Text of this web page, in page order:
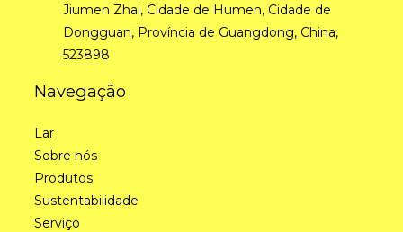
Jiumen Zhai, Cidade de Humen, Cidade de
Dongguan, Província de Guangdong, China,
523898
Navegação
Lar
Sobre nós
Produtos
Sustentabilidade
Serviço